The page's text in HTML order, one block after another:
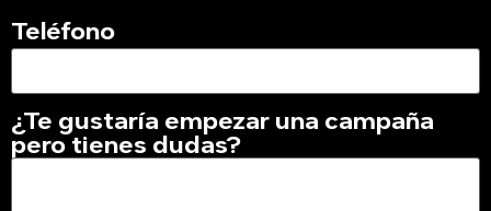
Teléfono
¿Te gustaría empezar una campaña
pero tienes dudas?